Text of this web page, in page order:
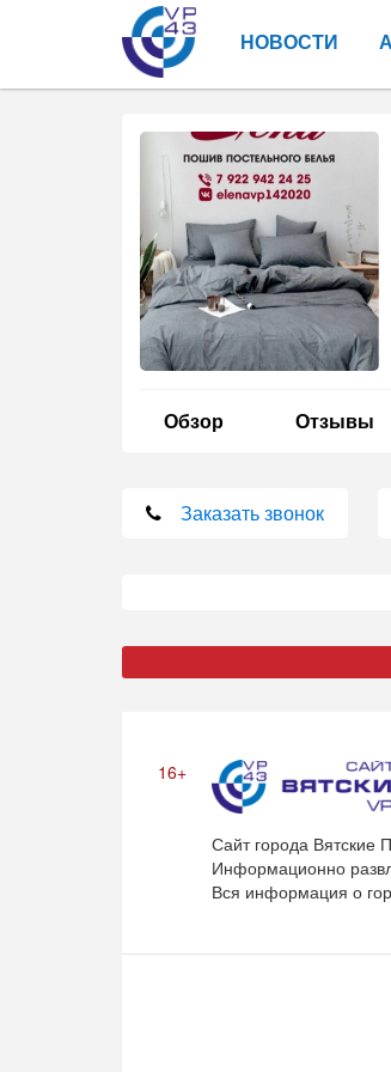
НОВОСТИ
Обзор Отзывы
Заказать звонок
16+
Сайт города Вятские
Информационно
Вся информация о